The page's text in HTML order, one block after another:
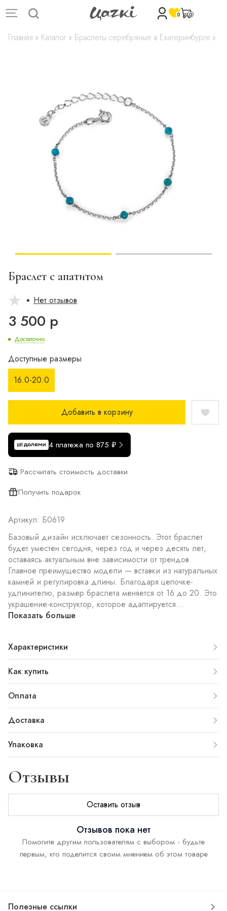
0 0
Главная Каталог Браслеты серебряные в Екатеринбурге
Браслет с апатитом
Нет отзывов
3 500 р
Достаточно
Доступные размеры
16.0-20.0
Добавить в корзину
4 платежа по 875 ₽
Рассчитать стоимость доставки
Получить подарок
Артикул: Б0619
Базовый дизайн исключает сезонность. Этот браслет
будет уместен сегодня, через год и через десять лет,
оставаясь актуальным вне зависимости от трендов.
Главное преимущество модели — вставки из натуральных
камней и регулировка длины. Благодаря цепочке-
удлинителю, размер браслета меняется от 16 до 20. Это
украшение-конструктор, которое адаптируется...
Показать больше
Характеристики
Как купить
Оплата
Доставка
Упаковка
Отзывы
Оставить отзыв
Отзывов пока нет
Помогите другим пользователям с выбором - будьте
первым, кто поделится своим мнением об этом товаре
Полезные ссылки